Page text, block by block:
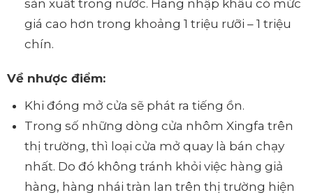
sản xuất trong nước. Hàng nhập khẩu có mức
giá cao hơn trong khoảng 1 triệu rưỡi – 1 triệu
chín.
Về nhược điểm:
Khi đóng mở cửa sẽ phát ra tiếng ồn.
Trong số những dòng cửa nhôm Xingfa trên
thị trường, thì loại cửa mở quay là bán chạy
nhất. Do đó không tránh khỏi việc hàng giả
hàng, hàng nhái tràn lan trên thị trường hiện